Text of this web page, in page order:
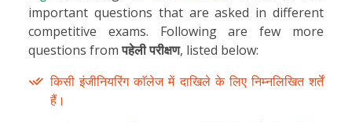
important questions that are asked in different
competitive exams. Following are few more
questions fromपहेली परीक्षण, listed below:
किसी इंजीनियरिंग काॅलेज में दाखिले के लिए निम्नलिखित शर्तें
हैं।